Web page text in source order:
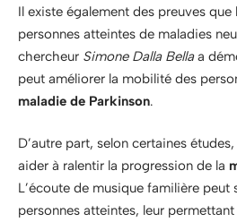
Il existe également des preuves
personnes atteintes de maladies
chercheur Simone Dalla Bellaa
peut améliorer la mobilité des
maladie de Parkinson.
D’autre part, selon certaines
aider à ralentir la progression de la
L’écoute de musique familière
personnes atteintes, leur